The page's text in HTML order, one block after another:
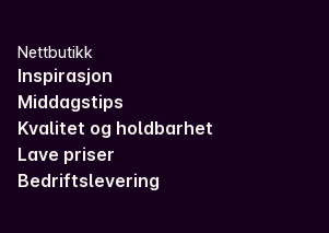
Nettbutikk
Inspirasjon
Middagstips
Kvalitet og holdbarhet
Lave priser
Bedriftslevering